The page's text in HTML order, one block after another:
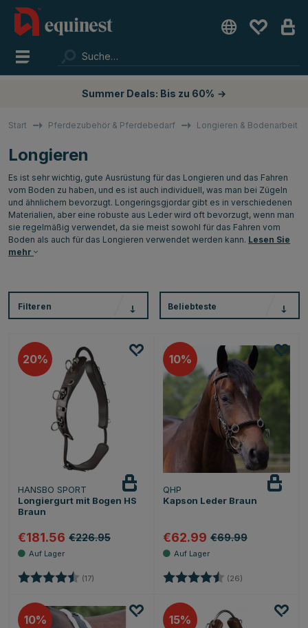
Summer Deals: Bis zu 60% →
Start Pferdezubehör & Pferdebedarf Longieren & Bodenarbeit
Longieren
Es ist sehr wichtig, gute Ausrüstung für das Longieren und das Fahren
vom Boden zu haben, und es ist auch individuell, was man bei Zügeln
und ähnlichem bevorzugt. Longeringsgjordar gibt es in verschiedenen
Materialien, aber eine robuste aus Leder wird oft bevorzugt, wenn man
sie regelmäßig verwendet, da sie meist sowohl für das Fahren vom
Boden als auch für das Longieren verwendet werden kann. Lesen Sie
mehr
Filteren Beliebteste
20
HANSBO SPORT
Longiergurt mit Bogen HS
Braun
€181.56 €226.95
Bewertung: (17) 4.6 von 5 Sternen
10
QHP
Kapson Leder Braun
€62.99 €69.99
Bewertung: (26)
10 15